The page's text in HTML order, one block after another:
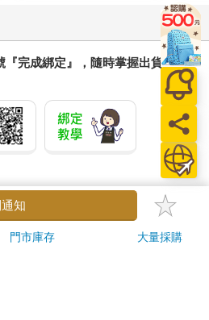
『完成綁定』，隨時掌握出貨動
作ATM! 如接獲電話要求您前往
示，以免受騙上當！
知
門市庫存 大量採購